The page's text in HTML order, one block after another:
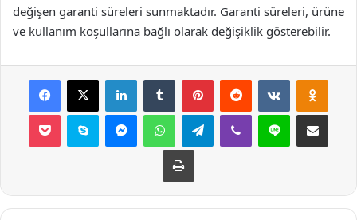
değişen garanti süreleri sunmaktadır. Garanti süreleri, ürüne
ve kullanım koşullarına bağlı olarak değişiklik gösterebilir.
Facebook
X LinkedInTumblr PinterestReddit VKontakte
Pocket Skype MessengerWhatsAppTelegramViber Line E-Posta ile
Yazdır